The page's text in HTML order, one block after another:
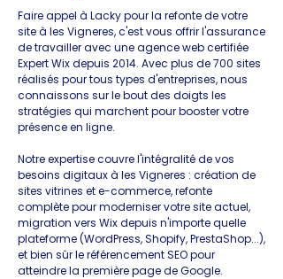
Faire appel à Lacky pour la refonte de votre
site à les Vigneres, c'est vous offrir l'assurance
de travailler avec une agence web certifiée
Expert Wix depuis 2014. Avec plus de 700 sites
réalisés pour tous types d'entreprises, nous
connaissons sur le bout des doigts les
stratégies qui marchent pour booster votre
présence en ligne.
Notre expertise couvre l'intégralité de vos
besoins digitaux à les Vigneres : création de
sites vitrines et e-commerce, refonte
complète pour moderniser votre site actuel,
migration vers Wix depuis n'importe quelle
plateforme (WordPress, Shopify, PrestaShop...),
et bien sûr le référencement SEO pour
atteindre la première page de Google.